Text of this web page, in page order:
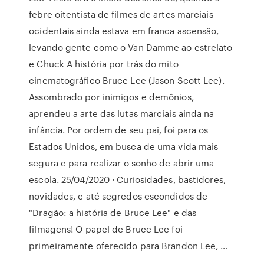
febre oitentista de filmes de artes marciais
ocidentais ainda estava em franca ascensão,
levando gente como o Van Damme ao estrelato
e Chuck A história por trás do mito
cinematográfico Bruce Lee (Jason Scott Lee).
Assombrado por inimigos e demônios,
aprendeu a arte das lutas marciais ainda na
infância. Por ordem de seu pai, foi para os
Estados Unidos, em busca de uma vida mais
segura e para realizar o sonho de abrir uma
escola. 25/04/2020 · Curiosidades, bastidores,
novidades, e até segredos escondidos de
"Dragão: a história de Bruce Lee" e das
filmagens! O papel de Bruce Lee foi
primeiramente oferecido para Brandon Lee, …